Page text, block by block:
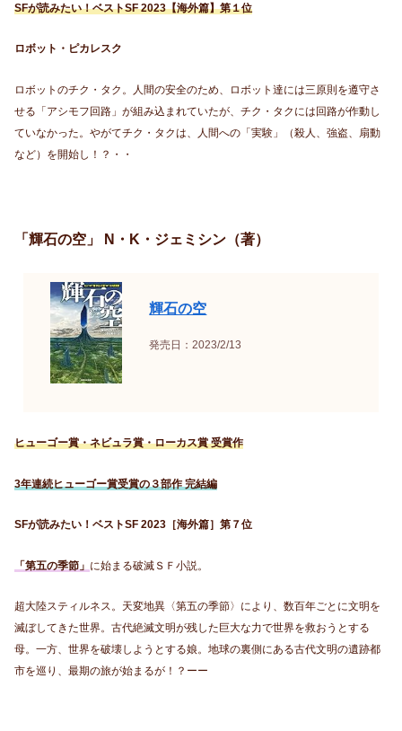
SFが読みたい！ベストSF 2023【海外篇】第１位
ロボット・ピカレスク
ロボットのチク・タク。人間の安全のため、ロボット達には三原則を遵守さ
せる「アシモフ回路」が組み込まれていたが、チク・タクには回路が作動し
ていなかった。やがてチク・タクは、人間への「実験」（殺人、強盗、扇動
など）を開始し！？・・
「輝石の空」 N・K・ジェミシン（著）
輝石の空
発売日：2023/2/13
ヒューゴー賞・ネビュラ賞・ローカス賞 受賞作
3年連続ヒューゴー賞受賞の３部作 完結編
SFが読みたい！ベストSF 2023［海外篇］第７位
「第五の季節」 に始まる破滅ＳＦ小説。
超大陸スティルネス。天変地異〈第五の季節〉により、数百年ごとに文明を
滅ぼしてきた世界。古代絶滅文明が残した巨大な力で世界を救おうとする
母。一方、世界を破壊しようとする娘。地球の裏側にある古代文明の遺跡都
市を巡り、最期の旅が始まるが！？ーー